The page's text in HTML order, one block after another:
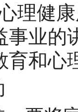
理健
事业的
育和心